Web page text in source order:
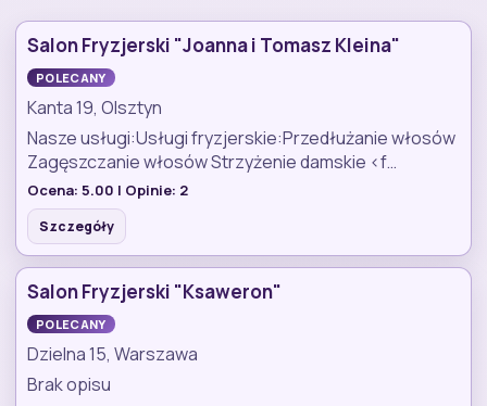
Salon Fryzjerski "Joanna i Tomasz Kleina"
POLECANY
Kanta 19, Olsztyn
Nasze usługi:Usługi fryzjerskie:Przedłużanie włosów
Zagęszczanie włosów Strzyżenie damskie <f…
Ocena: 5.00 | Opinie: 2
Szczegóły
Salon Fryzjerski "Ksaweron"
POLECANY
Dzielna 15, Warszawa
Brak opisu